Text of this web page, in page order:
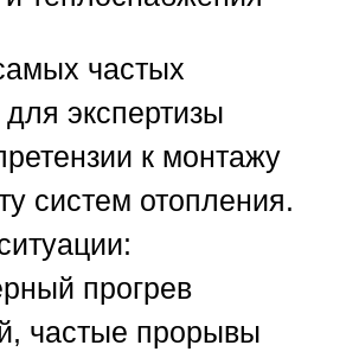
частых
экспертизы
к монтажу
систем отопления.
прогрев
частые прорывы